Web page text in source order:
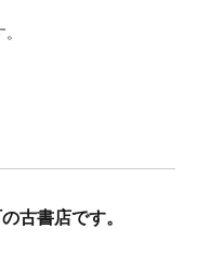
古書店です。